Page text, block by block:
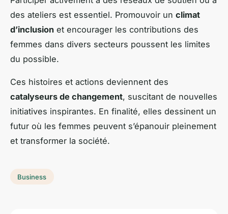
des ateliers est essentiel. Promouvoir un climat
d’inclusion et encourager les contributions des
femmes dans divers secteurs poussent les limites
du possible.
Ces histoires et actions deviennent des
catalyseurs de changement, suscitant de nouvelles
initiatives inspirantes. En finalité, elles dessinent un
futur où les femmes peuvent s’épanouir pleinement
et transformer la société.
Business